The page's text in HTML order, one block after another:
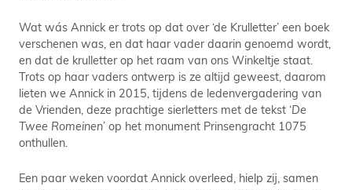
Wat wás Annick er trots op dat over ‘de Krulletter’ een boek
verschenen was, en dat haar vader daarin genoemd wordt,
en dat de krulletter op het raam van ons Winkeltje staat.
Trots op haar vaders ontwerp is ze altijd geweest, daarom
lieten we Annick in 2015, tijdens de ledenvergadering van
de Vrienden, deze prachtige sierletters met de tekst ‘De
Twee Romeinen’ op het monument Prinsengracht 1075
onthullen.
Een paar weken voordat Annick overleed, hielp zij, samen